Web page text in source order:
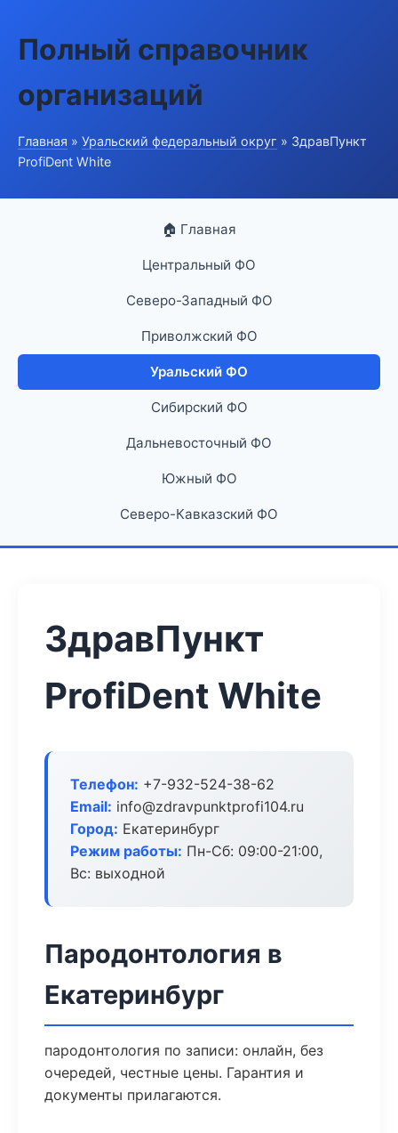
Полный справочник
организаций
Главная » Уральский федеральный округ » ЗдравПункт
ProfiDent White
🏠 Главная
Центральный ФО
Северо-Западный ФО
Приволжский ФО
Уральский ФО
Сибирский ФО
Дальневосточный ФО
Южный ФО
Северо-Кавказский ФО
ЗдравПункт
ProfiDent White
Телефон: +7-932-524-38-62
Email: info@zdravpunktprofi104.ru
Город: Екатеринбург
Режим работы: Пн-Сб: 09:00-21:00,
Вс: выходной
Пародонтология в
Екатеринбург
пародонтология по записи: онлайн, без
очередей, честные цены. Гарантия и
документы прилагаются.